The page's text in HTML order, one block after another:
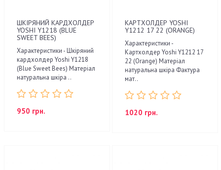
ШКІРЯНИЙ КАРДХОЛДЕР
YOSHI Y1218 (BLUE
SWEET BEES)
Характеристики - Шкіряний
кардхолдер Yoshi Y1218
(Blue Sweet Bees) Матеріал
натуральна шкіра ..
950 грн.
КАРТХОЛДЕР YOSHI
Y1212 17 22 (ORANGE)
Характеристики -
Картхолдер Yoshi Y1212 17
22 (Orange) Матеріал
натуральна шкіра Фактура
мат..
1020 грн.